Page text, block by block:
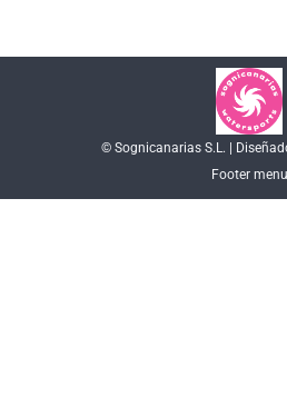
© Sognicanarias S.L. |
Footer menu